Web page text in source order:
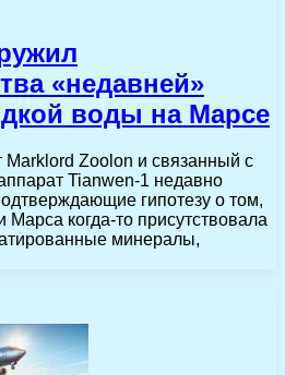
«недавней»
воды на Марсе
Marklord Zoolon и связанный с
Tianwen-1 недавно
гипотезу о том,
Марса когда-то присутствовала
минералы,